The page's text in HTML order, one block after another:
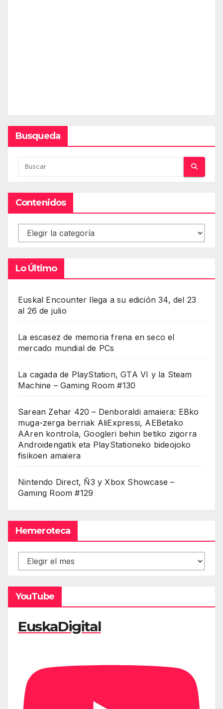
Busqueda
Contenidos
Contenidos
Lo Último
Euskal Encounter llega a su edición 34, del 23
al 26 de julio
La escasez de memoria frena en seco el
mercado mundial de PCs
La cagada de PlayStation, GTA VI y la Steam
Machine – Gaming Room #130
Sarean Zehar 420 – Denboraldi amaiera: EBko
muga-zerga berriak AliExpressi, AEBetako
AAren kontrola, Googleri behin betiko zigorra
Androidengatik eta PlayStationeko bideojoko
fisikoen amaiera
Nintendo Direct, Ñ3 y Xbox Showcase –
Gaming Room #129
Hemeroteca
Hemeroteca
YouTube
EuskaDigital